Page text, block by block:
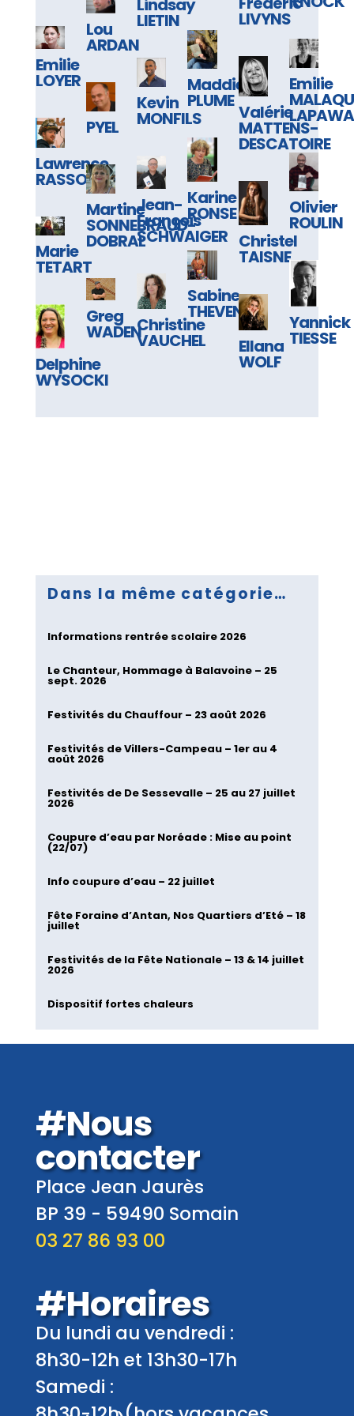
LIETIN LIVYNS
Lou
ARDAN
Emilie
LOYER Maddie
PLUME
Emilie
LAPAWA
Valérie
MATTENS-
DESCATOIRE
Kevin
MONFILS
PYEL
Lawrence
RASSON
Karine
RONSE Olivier
ROULIN
Jean-
François
SCHWAIGER
Martine
SONNEBRAUD-
DOBRAL Christel
TAISNE
Marie
TETART
Sabine
THEVENIN Yannick
TIESSE
Christine
VAUCHEL
Greg
WADEN
Ellana
WOLF
Delphine
WYSOCKI
Dans la même catégorie…
Informations rentrée scolaire 2026
Le Chanteur, Hommage à Balavoine – 25
sept. 2026
Festivités du Chauffour – 23 août 2026
Festivités de Villers-Campeau – 1er au 4
août 2026
Festivités de De Sessevalle – 25 au 27 juillet
2026
Coupure d’eau par Noréade : Mise au point
(22/07)
Info coupure d’eau – 22 juillet
Fête Foraine d’Antan, Nos Quartiers d’Eté – 18
juillet
Festivités de la Fête Nationale – 13 & 14 juillet
2026
Dispositif fortes chaleurs
#Nous
contacter
Place Jean Jaurès
BP 39 - 59490 Somain
03 27 86 93 00
#Horaires
Du lundi au vendredi :
8h30-12h et 13h30-17h
Samedi :